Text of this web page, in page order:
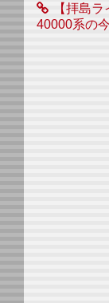
【拝島
40000系の